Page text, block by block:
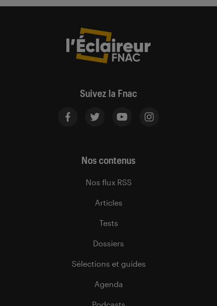
Suivez la Fnac
Nos contenus
Nos flux RSS
Articles
Tests
Dossiers
Sélections et guides
Agenda
Podcasts